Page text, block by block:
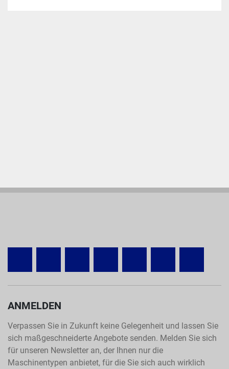
ANMELDEN
Verpassen Sie in Zukunft keine Gelegenheit und lassen Sie
sich maßgeschneiderte Angebote senden. Melden Sie sich
für unseren Newsletter an, der Ihnen nur die
Maschinentypen anbietet, für die Sie sich auch wirklich